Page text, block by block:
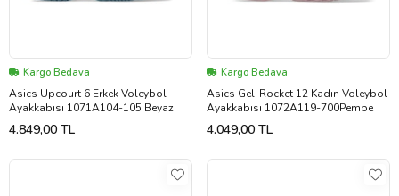
Kargo Bedava
Asics Upcourt 6 Erkek Voleybol
Ayakkabısı 1071A104-105 Beyaz
4.849,00 TL
Kargo Bedava
Asics Gel-Rocket 12 Kadın Voleybol
Ayakkabısı 1072A119-700Pembe
4.049,00 TL